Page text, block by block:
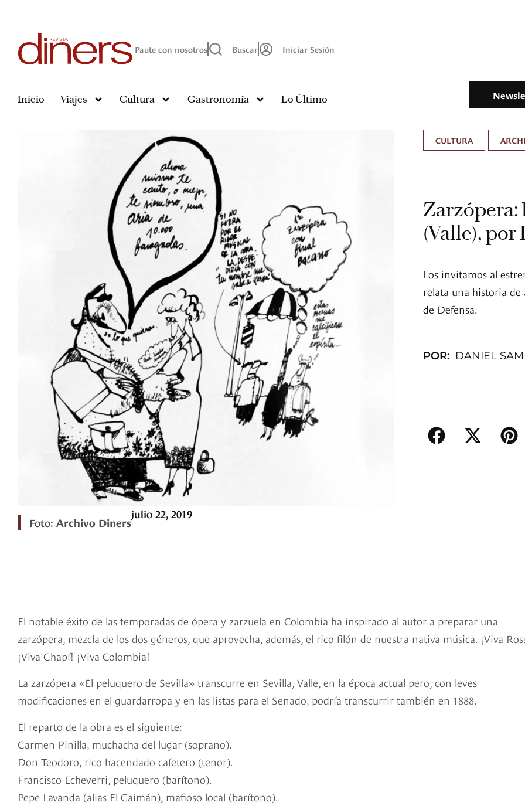
Paute con nosotros Buscar Iniciar Sesión
Inicio Viajes Cultura Gastronomía Lo Último
Foto: Archivo Diners
julio 22, 2019
CULTURA
Zarzópera:
(Valle), por
Los invitamos al
relata una historia
de Defensa.
POR: DANIEL
El notable éxito de las temporadas de ópera y zarzuela en Colombia ha inspirado al autor a preparar una
zarzópera, mezcla de los dos géneros, que aprovecha, además, el rico filón de nuestra nativa música. ¡Viva
¡Viva Chapí! ¡Viva Colombia!
La zarzópera «El peluquero de Sevilla» transcurre en Sevilla, Valle, en la época actual pero, con leves
modificaciones en el guardarropa y en las listas para el Senado, podría transcurrir también en 1888.
El reparto de la obra es el siguiente:
Carmen Pinilla, muchacha del lugar (soprano).
Don Teodoro, rico hacendado cafetero (tenor).
Francisco Echeverri, peluquero (barítono).
Pepe Lavanda (alias El Caimán), mafioso local (barítono).